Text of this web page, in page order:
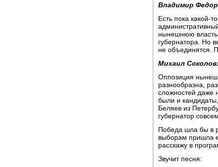
Владимир
Есть пока какой-
нынешнюю
губернатора. Но
не объединятся.
Михаил
Оппозиция
разнообразна,
сложностей даже
были и
Беляев из
губернатор
Победа шла бы в
выборам пришла
расскажу в
Звучит песня: